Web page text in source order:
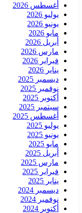
أغسطس 2026
يوليو 2026
يونيو 2026
مايو 2026
أبريل 2026
مارس 2026
فبراير 2026
يناير 2026
ديسمبر 2025
نوفمبر 2025
أكتوبر 2025
سبتمبر 2025
أغسطس 2025
يوليو 2025
يونيو 2025
مايو 2025
أبريل 2025
مارس 2025
فبراير 2025
يناير 2025
ديسمبر 2024
نوفمبر 2024
أكتوبر 2024